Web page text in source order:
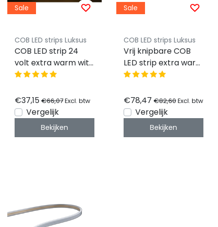
Sale
COB LED strips Luksus
COB LED strip 24
volt extra warm wit
9W 1020LM 480LED
meter
€37,15 €66,07Excl. btw
Vergelijk
Bekijken
Sale
COB LED strips Luksus
Vrij knipbare COB
LED strip extra warm
wit 12W 1200LM
IP20 2700K – 10
meter
€78,47 €82,60Excl. btw
Vergelijk
Bekijken